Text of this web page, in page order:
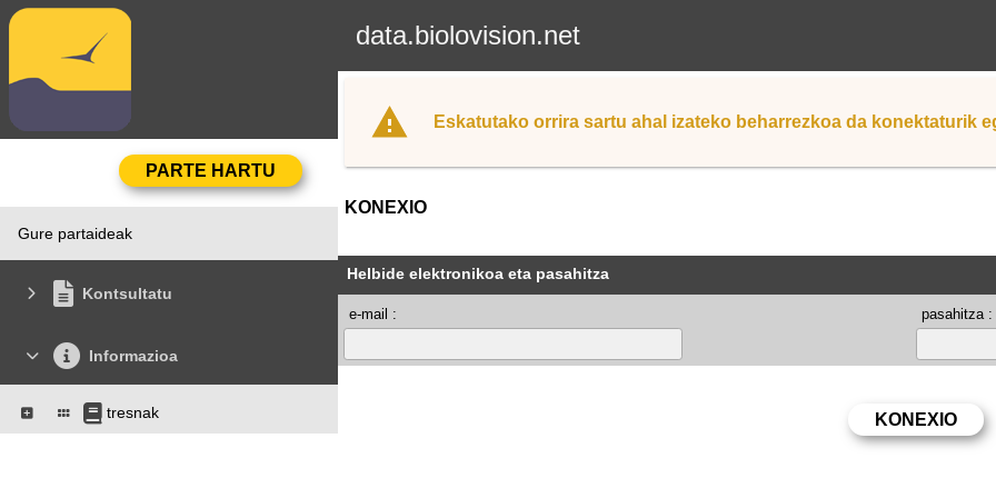
data.biolovision.net
Gure partaideak
Kontsultatu
Informazioa
tresnak
Eskatutako orrira sartu ahal izateko beharrezkoa da konektaturik
KONEXIO
Helbide elektronikoa eta pasahitza
e-mail : pasahitza :